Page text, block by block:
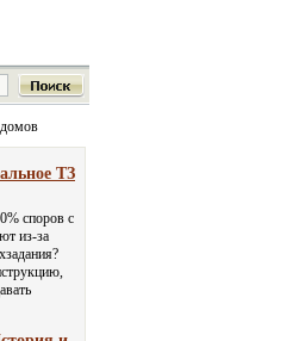
ТЗ
споров с
из-за